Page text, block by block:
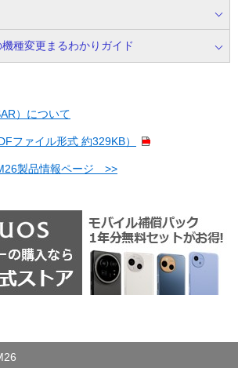
種変更まるわかりガイド
）について
ファイル形式 約329KB）
製品情報ページ >>